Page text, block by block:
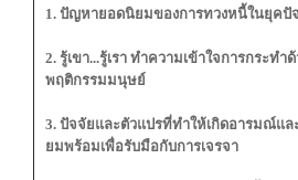
1. ปัญหายอดนิยมของการทวงหนี้ในยุคปั
2. รู้เขา...รู้เรา ทำความเข้าใจการกระทำ
พฤติกรรมมนุษย์
3. ปัจจัยและตัวแปรที่ทำให้เกิดอารมณ์แล
ยมพร้อมเพื่อรับมือกับการเจรจา